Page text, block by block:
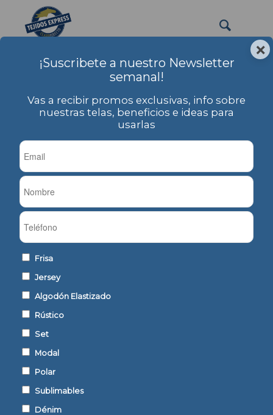
×
¡Suscribete a nuestro Newsletter
semanal!
Vas a recibir promos exclusivas, info sobre
nuestras telas, beneficios e ideas para
usarlas
Frisa
Jersey
Algodón Elastizado
Rústico
Set
Modal
Polar
Sublimables
Dénim
remeron
PRODUCTOS / Etiqueta: remeron
Mostrar
Jersey 24/1 Cardado
Mostrar detalles
Jersey 24/1 Peinado
Liso